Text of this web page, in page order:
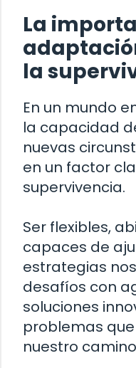
La
la
En un mundo
la capacidad
nuevas
en un factor
supervivencia.
Ser flexibles,
capaces de
estrategias
desafíos con
soluciones
problemas
nuestro